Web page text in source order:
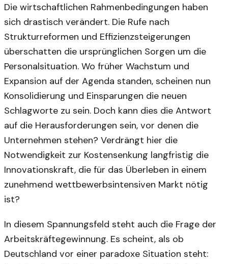
Die wirtschaftlichen Rahmenbedingungen haben
sich drastisch verändert. Die Rufe nach
Strukturreformen und Effizienzsteigerungen
überschatten die ursprünglichen Sorgen um die
Personalsituation. Wo früher Wachstum und
Expansion auf der Agenda standen, scheinen nun
Konsolidierung und Einsparungen die neuen
Schlagworte zu sein. Doch kann dies die Antwort
auf die Herausforderungen sein, vor denen die
Unternehmen stehen? Verdrängt hier die
Notwendigkeit zur Kostensenkung langfristig die
Innovationskraft, die für das Überleben in einem
zunehmend wettbewerbsintensiven Markt nötig
ist?
In diesem Spannungsfeld steht auch die Frage der
Arbeitskräftegewinnung. Es scheint, als ob
Deutschland vor einer paradoxe Situation steht: